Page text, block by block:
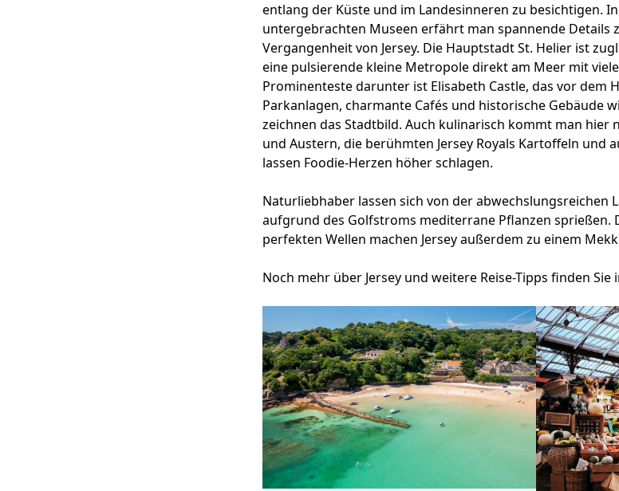
entlang der Küste und im Landesinneren zu besichtigen.
untergebrachten Museen erfährt man spannende Details
Vergangenheit von Jersey. Die Hauptstadt St. Helier ist
eine pulsierende kleine Metropole direkt am Meer mit
Prominenteste darunter ist Elisabeth Castle, das vor dem
Parkanlagen, charmante Cafés und historische Gebäude
zeichnen das Stadtbild. Auch kulinarisch kommt man hier
und Austern, die berühmten Jersey Royals Kartoffeln und
lassen Foodie-Herzen höher schlagen.
Naturliebhaber lassen sich von der abwechslungsreichen
aufgrund des Golfstroms mediterrane Pflanzen sprießen.
perfekten Wellen machen Jersey außerdem zu einem
Noch mehr über Jersey und weitere Reise-Tipps finden Sie